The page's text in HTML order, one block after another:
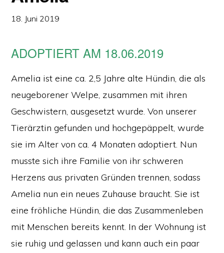
18. Juni 2019
ADOPTIERT AM 18.06.2019
Amelia ist eine ca. 2,5 Jahre alte Hündin, die als
neugeborener Welpe, zusammen mit ihren
Geschwistern, ausgesetzt wurde. Von unserer
Tierärztin gefunden und hochgepäppelt, wurde
sie im Alter von ca. 4 Monaten adoptiert. Nun
musste sich ihre Familie von ihr schweren
Herzens aus privaten Gründen trennen, sodass
Amelia nun ein neues Zuhause braucht. Sie ist
eine fröhliche Hündin, die das Zusammenleben
mit Menschen bereits kennt. In der Wohnung ist
sie ruhig und gelassen und kann auch ein paar